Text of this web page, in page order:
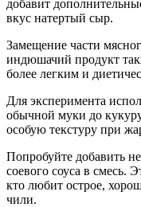
добавит
вкус натертый сыр.
Замещение части
индюшачий продукт
более легким и
Для эксперимента
обычной муки до
особую текстуру при
Попробуйте добавить
соевого соуса в смесь.
кто любит острое,
чили.